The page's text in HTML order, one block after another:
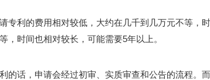
专利的费用相对较低，大约在几千到几万元不等，
时间也相对较长，可能需要5年以上。
的话，申请会经过初审、实质审查和公告的流程。